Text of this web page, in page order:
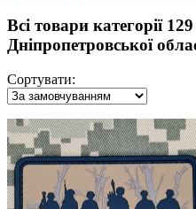
Всі товари категорії
Дніпропетровської
Сортувати: